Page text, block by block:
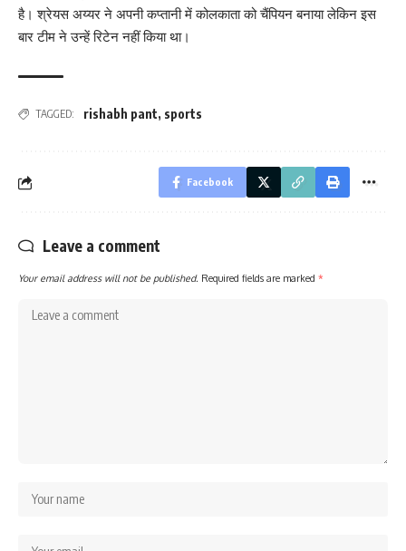
है। श्रेयस अय्यर ने अपनी कप्तानी में कोलकाता को चैंपियन बनाया लेकिन इस
बार टीम ने उन्हें रिटेन नहीं किया था।
TAGGED: rishabh pant, sports
Facebook
Leave a comment
Your email address will not be published. Required fields are marked *